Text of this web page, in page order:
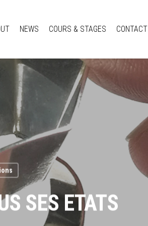
NEWS COURS & STAGES CONTACT
SES ETATS